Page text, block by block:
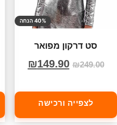
40% הנחה
סט דרקון מפואר
₪249.00
₪149.90
לצפייה ורכישה